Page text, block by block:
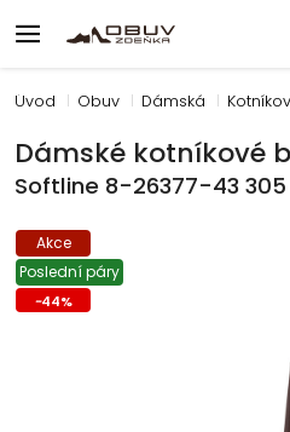
Úvod Obuv Dámská
Dámské kotníkové
Softline 8-26377-43 305
Akce
Poslední páry
-44%